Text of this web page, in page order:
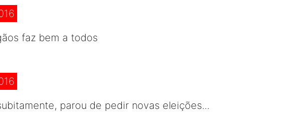
faz bem a todos
parou de pedir novas eleições...